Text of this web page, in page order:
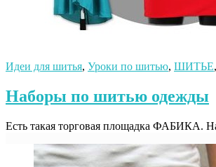
Идеи для шитья, Уроки по шитью, ШИТЬЕ,
Наборы по шитью одежды
Есть такая торговая площадка ФАБИКА.